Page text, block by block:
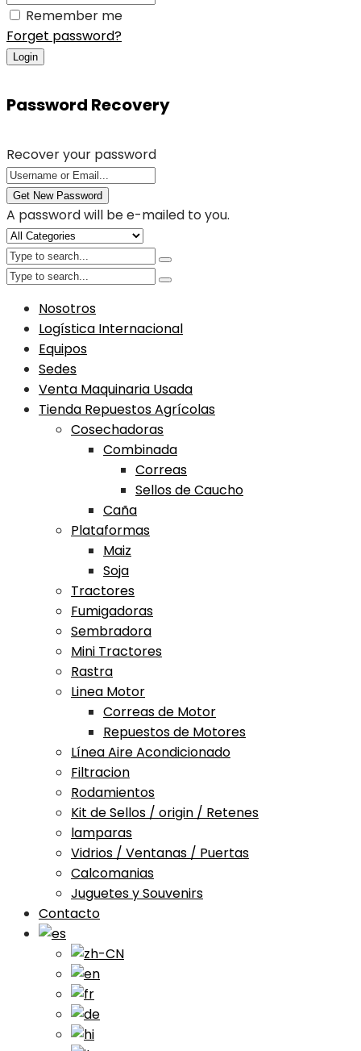
Remember me
Forget password?
Login
Password Recovery
Recover your password
Get New Password
A password will be e-mailed to you.
Nosotros
Logística Internacional
Equipos
Sedes
Venta Maquinaria Usada
Tienda Repuestos Agrícolas
Cosechadoras
Combinada
Correas
Sellos de Caucho
Caña
Plataformas
Maiz
Soja
Tractores
Fumigadoras
Sembradora
Mini Tractores
Rastra
Linea Motor
Correas de Motor
Repuestos de Motores
Línea Aire Acondicionado
Filtracion
Rodamientos
Kit de Sellos / origin / Retenes
lamparas
Vidrios / Ventanas / Puertas
Calcomanias
Juguetes y Souvenirs
Contacto